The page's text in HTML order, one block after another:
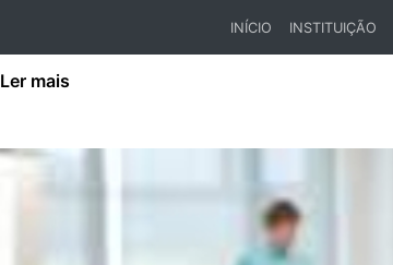
INÍCIO
INSTITUIÇÃO
Ler mais